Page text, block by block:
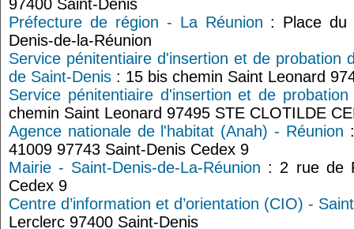
97400 Saint-Denis
Préfecture de région - La Réunion : Place du
Denis-de-la-Réunion
Service pénitentiaire d'insertion et de probation
de Saint-Denis : 15 bis chemin Saint Leonard
Service pénitentiaire d'insertion et de
chemin Saint Leonard 97495 STE CLOTILDE
Agence nationale de l'habitat (Anah) - Réunion
41009 97743 Saint-Denis Cedex 9
Mairie - Saint-Denis-de-La-Réunion : 2 rue de
Cedex 9
Centre d’information et d’orientation (CIO) -
Lerclerc 97400 Saint-Denis